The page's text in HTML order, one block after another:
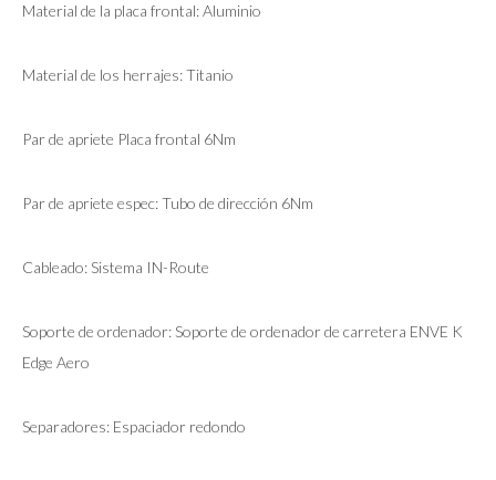
Material de la placa frontal: Aluminio
Material de los herrajes: Titanio
Par de apriete Placa frontal 6Nm
Par de apriete espec: Tubo de dirección 6Nm
Cableado: Sistema IN-Route
Soporte de ordenador: Soporte de ordenador de carretera ENVE K
Edge Aero
Separadores: Espaciador redondo